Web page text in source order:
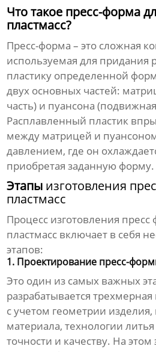
Что такое пресс-форма
пластмасс?
Пресс-форма – это сложная
используемая для придания
пластику определенной
двух основных частей:
часть) и пуансона
Расплавленный пластик
между матрицей и
давлением, где он
приобретая заданную форму.
Этапы изготовления
пластмасс
Процесс изготовления
пластмасс включает в себя
этапов:
1. Проектирование пресс-
Это один из самых важных
разрабатывается
с учетом геометрии
материала, технологии
точности и качеству. На